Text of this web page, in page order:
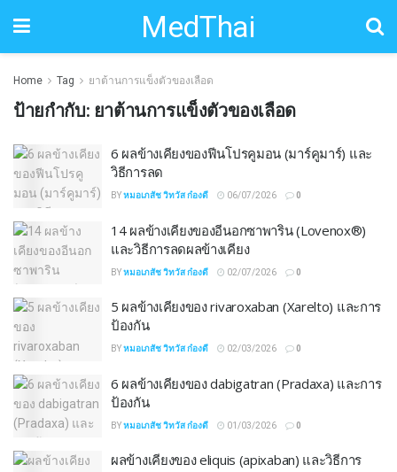
MedThai
Home Tag ยาต้านการแข็งตัวของเลือด
ป้ายกำกับ: ยาต้านการแข็งตัวของเลือด
6 ผลข้างเคียงของฟีนโปรคูมอน (มาร์คูมาร์) และ
วิธีการลด
BYหมอเภสัช วิทวัส ก๋องดี 06/07/2026 0
14 ผลข้างเคียงของอีนอกซาพาริน (Lovenox®)
และวิธีการลดผลข้างเคียง
BYหมอเภสัช วิทวัส ก๋องดี 02/07/2026 0
5 ผลข้างเคียงของ rivaroxaban (Xarelto) และการ
ป้องกัน
BYหมอเภสัช วิทวัส ก๋องดี 02/03/2026 0
6 ผลข้างเคียงของ dabigatran (Pradaxa) และการ
ป้องกัน
BYหมอเภสัช วิทวัส ก๋องดี 01/03/2026 0
ผลข้างเคียงของ eliquis (apixaban) และวิธีการ